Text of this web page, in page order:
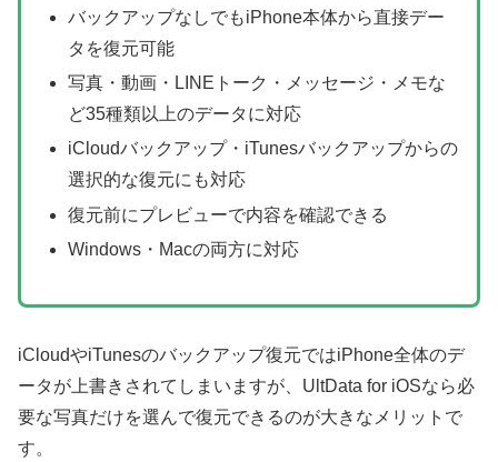
バックアップなしでもiPhone本体から直接デー
タを復元可能
写真・動画・LINEトーク・メッセージ・メモな
ど35種類以上のデータに対応
iCloudバックアップ・iTunesバックアップからの
選択的な復元にも対応
復元前にプレビューで内容を確認できる
Windows・Macの両方に対応
iCloudやiTunesのバックアップ復元ではiPhone全体のデ
ータが上書きされてしまいますが、UltData for iOSなら必
要な写真だけを選んで復元できるのが大きなメリットで
す。